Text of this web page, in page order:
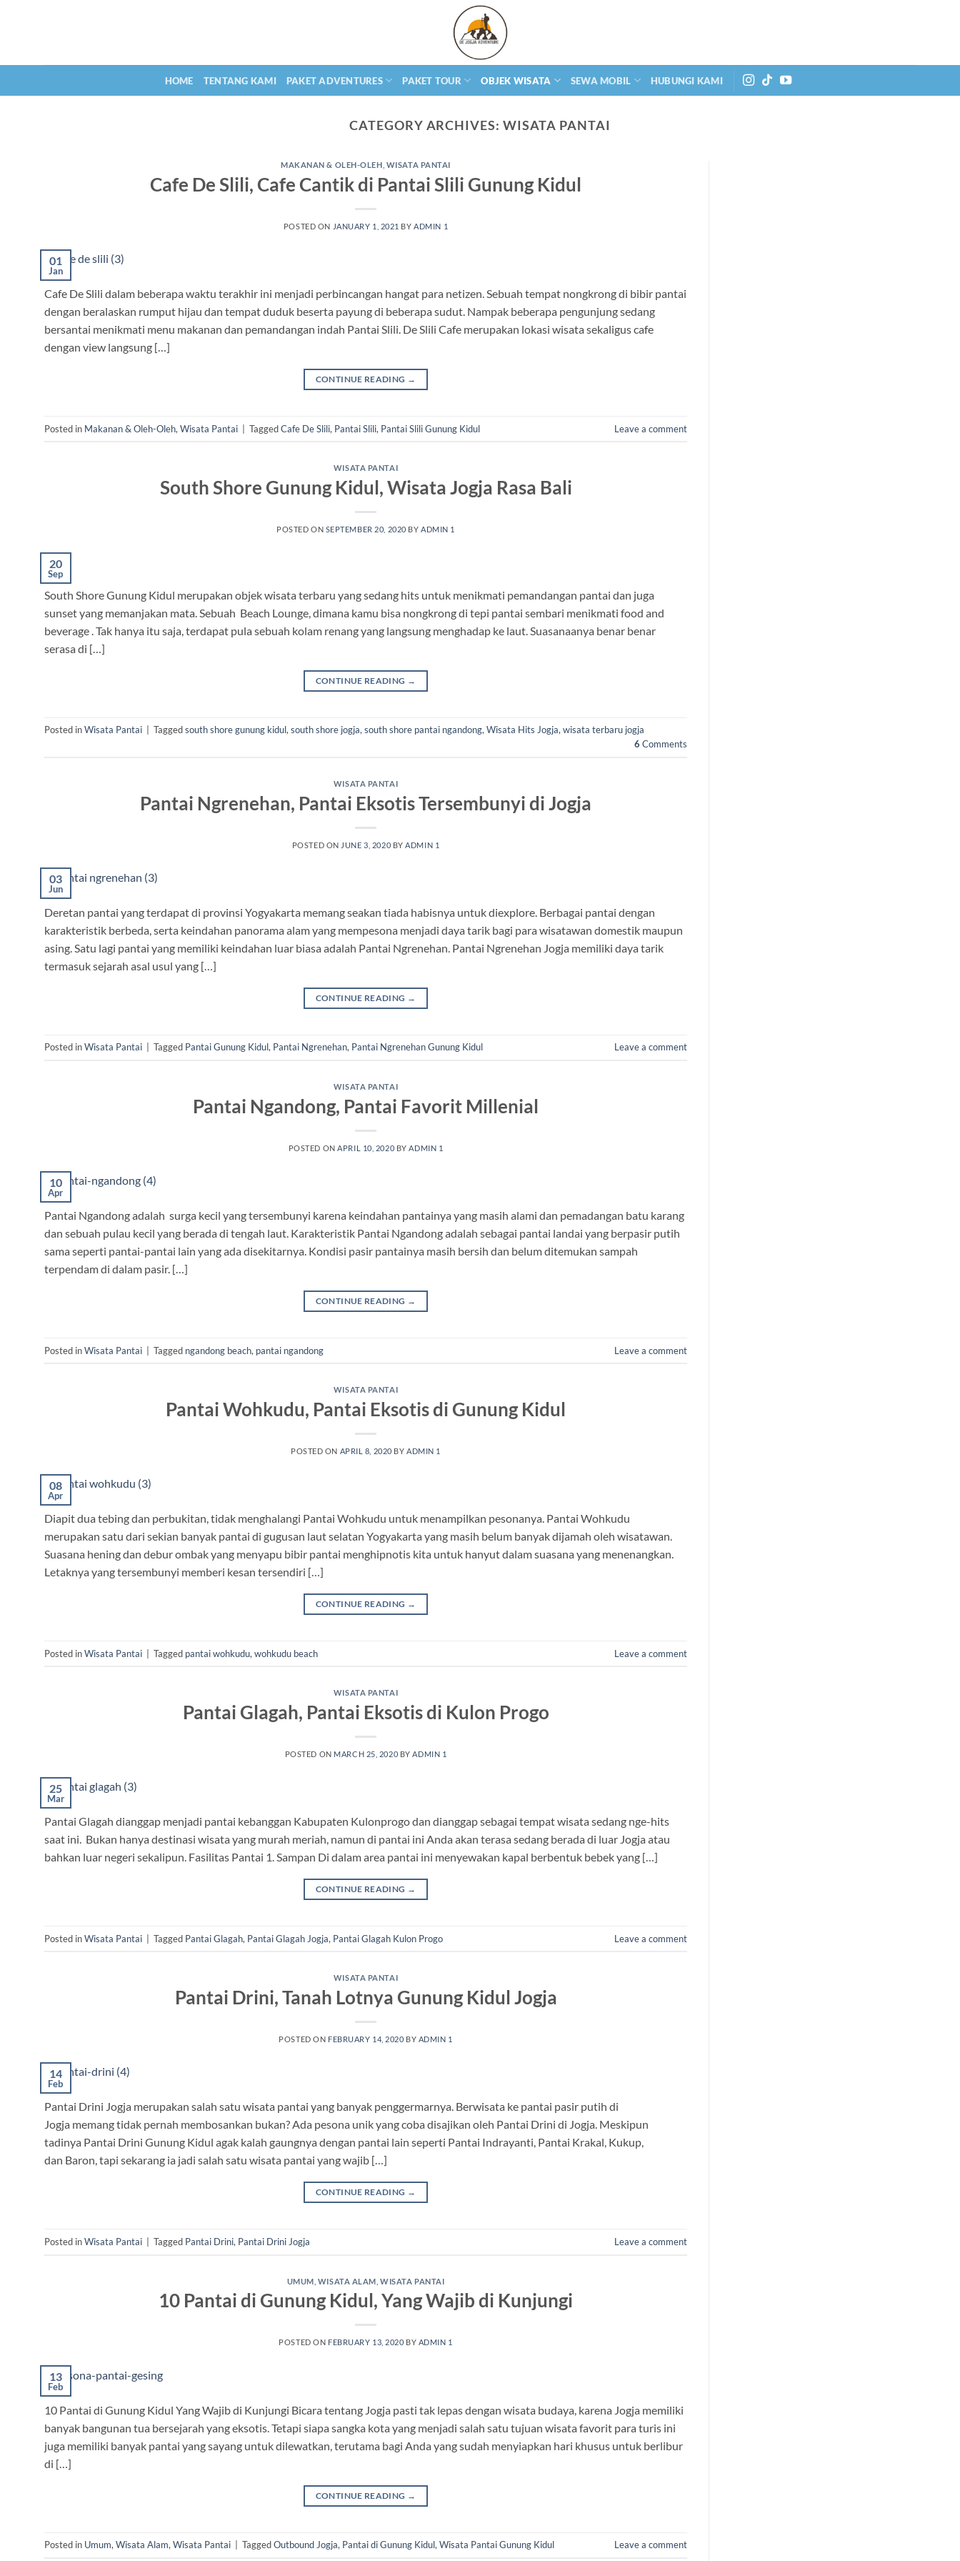
HOME TENTANG KAMI PAKET ADVENTURES PAKET TOUR OBJEK WISATA SEWA MOBIL HUBUNGI KAMI
CATEGORY ARCHIVES: WISATA PANTAI
MAKANAN & OLEH-OLEH WISATA PANTAI
Cafe De Slili, Cafe Cantik di Pantai Slili Gunung Kidul
POSTED ON JANUARY 1, 2021 BYADMIN 1
01
Jan
Cafe De Slili dalam beberapa waktu terakhir ini menjadi perbincangan hangat para netizen. Sebuah tempat nongkrong di bibir pantai
dengan beralaskan rumput hijau dan tempat duduk beserta payung di beberapa sudut. Nampak beberapa pengunjung sedang
bersantai menikmati menu makanan dan pemandangan indah Pantai Slili. De Slili Cafe merupakan lokasi wisata sekaligus cafe
dengan view langsung […]
CONTINUE READING →
Posted in Makanan & Oleh-Oleh, Wisata Pantai TaggedCafe De Slili, Pantai Slili, Pantai Slili Gunung Kidul Leave a comment
WISATA PANTAI
South Shore Gunung Kidul, Wisata Jogja Rasa Bali
POSTED ON SEPTEMBER 20, 2020 BYADMIN 1
20
Sep
South Shore Gunung Kidul merupakan objek wisata terbaru yang sedang hits untuk menikmati pemandangan pantai dan juga
sunset yang memanjakan mata. Sebuah Beach Lounge, dimana kamu bisa nongkrong di tepi pantai sembari menikmati food and
beverage . Tak hanya itu saja, terdapat pula sebuah kolam renang yang langsung menghadap ke laut. Suasanaanya benar benar
serasa di […]
CONTINUE READING →
Posted inWisata Pantai Taggedsouth shore gunung kidul,south shore jogja,south shore pantai ngandong,Wisata Hits Jogja,wisata terbaru jogja
6 Comments
WISATA PANTAI
Pantai Ngrenehan, Pantai Eksotis Tersembunyi di Jogja
POSTED ON JUNE 3, 2020 BY ADMIN 1
03
Jun
Deretan pantai yang terdapat di provinsi Yogyakarta memang seakan tiada habisnya untuk diexplore. Berbagai pantai dengan
karakteristik berbeda, serta keindahan panorama alam yang mempesona menjadi daya tarik bagi para wisatawan domestik maupun
asing. Satu lagi pantai yang memiliki keindahan luar biasa adalah Pantai Ngrenehan. Pantai Ngrenehan Jogja memiliki daya tarik
termasuk sejarah asal usul yang […]
CONTINUE READING →
Posted inWisata Pantai Tagged Pantai Gunung Kidul, Pantai Ngrenehan, Pantai Ngrenehan Gunung Kidul Leave a comment
WISATA PANTAI
Pantai Ngandong, Pantai Favorit Millenial
POSTED ONAPRIL 10, 2020 BYADMIN 1
10
Apr
Pantai Ngandong adalah surga kecil yang tersembunyi karena keindahan pantainya yang masih alami dan pemadangan batu karang
dan sebuah pulau kecil yang berada di tengah laut. Karakteristik Pantai Ngandong adalah sebagai pantai landai yang berpasir putih
sama seperti pantai-pantai lain yang ada disekitarnya. Kondisi pasir pantainya masih bersih dan belum ditemukan sampah
terpendam di dalam pasir. […]
CONTINUE READING →
Posted inWisata Pantai | Tagged ngandong beach, pantai ngandong Leave a comment
WISATA PANTAI
Pantai Wohkudu, Pantai Eksotis di Gunung Kidul
POSTED ON APRIL 8, 2020 BYADMIN 1
08
Apr
Diapit dua tebing dan perbukitan, tidak menghalangi Pantai Wohkudu untuk menampilkan pesonanya. Pantai Wohkudu
merupakan satu dari sekian banyak pantai di gugusan laut selatan Yogyakarta yang masih belum banyak dijamah oleh wisatawan.
Suasana hening dan debur ombak yang menyapu bibir pantai menghipnotis kita untuk hanyut dalam suasana yang menenangkan.
Letaknya yang tersembunyi memberi kesan tersendiri […]
CONTINUE READING →
Posted inWisata Pantai Tagged pantai wohkudu, wohkudu beach Leave a comment
WISATA PANTAI
Pantai Glagah, Pantai Eksotis di Kulon Progo
POSTED ON MARCH 25, 2020 BYADMIN 1
25
Mar
Pantai Glagah dianggap menjadi pantai kebanggan Kabupaten Kulonprogo dan dianggap sebagai tempat wisata sedang nge-hits
saat ini. Bukan hanya destinasi wisata yang murah meriah, namun di pantai ini Anda akan terasa sedang berada di luar Jogja atau
bahkan luar negeri sekalipun. Fasilitas Pantai 1. Sampan Di dalam area pantai ini menyewakan kapal berbentuk bebek yang […]
CONTINUE READING →
Posted inWisata Pantai Tagged Pantai Glagah, Pantai Glagah Jogja, Pantai Glagah Kulon Progo Leave a comment
WISATA PANTAI
Pantai Drini, Tanah Lotnya Gunung Kidul Jogja
POSTED ON FEBRUARY 14, 2020 BY ADMIN 1
14
Feb
Pantai Drini Jogja merupakan salah satu wisata pantai yang banyak penggermarnya. Berwisata ke pantai pasir putih di
Jogja memang tidak pernah membosankan bukan? Ada pesona unik yang coba disajikan oleh Pantai Drini di Jogja. Meskipun
tadinya Pantai Drini Gunung Kidul agak kalah gaungnya dengan pantai lain seperti Pantai Indrayanti, Pantai Krakal, Kukup,
dan Baron, tapi sekarang ia jadi salah satu wisata pantai yang wajib […]
CONTINUE READING →
Posted inWisata Pantai Tagged Pantai Drini, Pantai Drini Jogja Leave a comment
UMUM WISATA ALAM ,WISATA PANTAI
10 Pantai di Gunung Kidul, Yang Wajib di Kunjungi
POSTED ON FEBRUARY 13, 2020 BY ADMIN 1
13
Feb
10 Pantai di Gunung Kidul Yang Wajib di Kunjungi Bicara tentang Jogja pasti tak lepas dengan wisata budaya, karena Jogja memiliki
banyak bangunan tua bersejarah yang eksotis. Tetapi siapa sangka kota yang menjadi salah satu tujuan wisata favorit para turis ini
juga memiliki banyak pantai yang sayang untuk dilewatkan, terutama bagi Anda yang sudah menyiapkan hari khusus untuk berlibur
di […]
CONTINUE READING →
Posted in Umum, Wisata Alam, Wisata Pantai TaggedOutbound Jogja, Pantai di Gunung Kidul, Wisata Pantai Gunung Kidul Leave a comment